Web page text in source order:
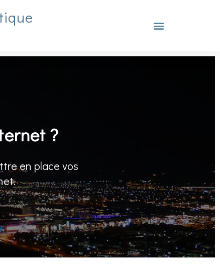
?
en place vos